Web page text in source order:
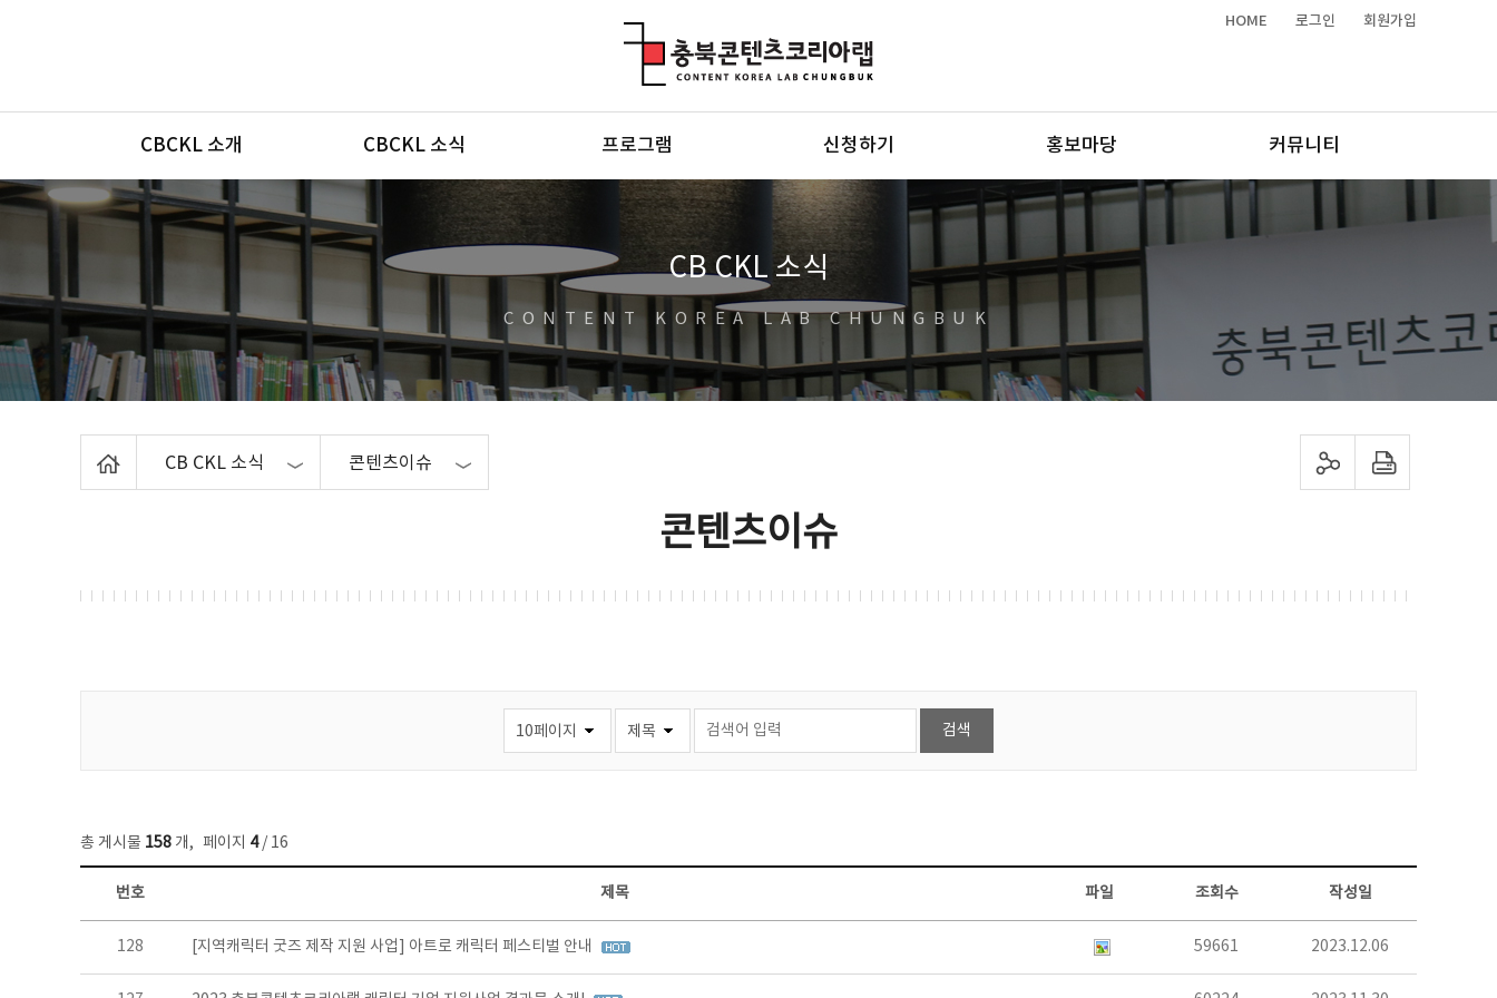
HOME 로그인 회원가입
메뉴
CBCKL 소개 CBCKL 소식 프로그램 신청하기 홍보마당 커뮤니티
CB CKL 소식
CONTENT KOREA LAB CHUNGBUK
CB CKL 소식 콘텐츠이슈 sns 공유하기 프린트하기
콘텐츠이슈
총 게시물 158 개, 페이지 4/ 16
콘텐츠이슈 목록 - 번호, 제목, 작성자, 파일, 조회수, 작성일 정보 제공
번호 제목 파일 조회수 작성일
128 [지역캐릭터 굿즈 제작 지원 사업] 아트로 캐릭터 페스티벌 안내 59661 2023.12.06